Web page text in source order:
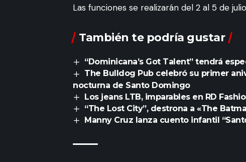
Las funciones se realizarán del 2 al 5 de
También te podría gustar
“Dominicana’s Got Talent” tendrá
The Bulldog Pub celebró su primer
nocturna de Santo Domingo
Los jeans LTB, imparables en RD
“The Lost City”, destrona a «The
Manny Cruz lanza cuento infantil